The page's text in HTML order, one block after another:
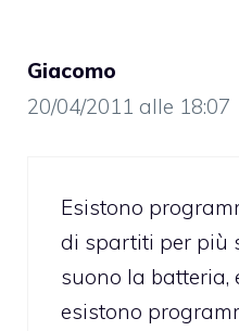
Giacomo
20/04/2011 alle 18:07
Esistono
di spartiti per più
suono la batteria,
esistono